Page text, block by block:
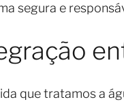
segura e
que tratamos a